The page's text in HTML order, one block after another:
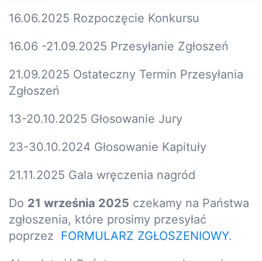
16.06.2025 Rozpoczęcie Konkursu
16.06 -21.09.2025 Przesyłanie Zgłoszeń
21.09.2025 Ostateczny Termin Przesyłania
Zgłoszeń
13-20.10.2025 Głosowanie Jury
23-30.10.2024 Głosowanie Kapituły
21.11.2025 Gala wręczenia nagród
Do 21 września 2025 czekamy na Państwa
zgłoszenia, które prosimy przesyłać
poprzez FORMULARZ ZGŁOSZENIOWY.